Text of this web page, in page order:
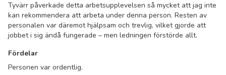
Tyvärr påverkade detta arbetsupplevelsen så mycket att jag inte
kan rekommendera att arbeta under denna person. Resten av
personalen var däremot hjälpsam och trevlig, vilket gjorde att
jobbet i sig ändå fungerade – men ledningen förstörde allt.
Fördelar
Personen var ordentlig.